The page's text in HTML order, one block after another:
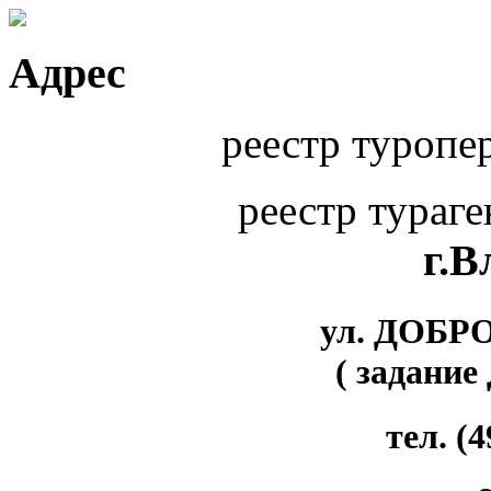
Адрес
реестр
реестр
ул.
(
тел.